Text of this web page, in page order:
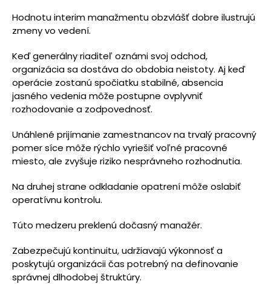
Hodnotu interim manažmentu obzvlášť dobre ilustrujú
zmeny vo vedení.
Keď generálny riaditeľ oznámi svoj odchod,
organizácia sa dostáva do obdobia neistoty. Aj keď
operácie zostanú spočiatku stabilné, absencia
jasného vedenia môže postupne ovplyvniť
rozhodovanie a zodpovednosť.
Unáhlené prijímanie zamestnancov na trvalý pracovný
pomer síce môže rýchlo vyriešiť voľné pracovné
miesto, ale zvyšuje riziko nesprávneho rozhodnutia.
Na druhej strane odkladanie opatrení môže oslabiť
operatívnu kontrolu.
Túto medzeru preklenú dočasný manažér.
Zabezpečujú kontinuitu, udržiavajú výkonnosť a
poskytujú organizácii čas potrebný na definovanie
správnej dlhodobej štruktúry.